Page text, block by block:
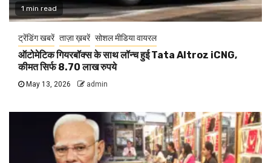
1 min read
ट्रेंडिंग खबरें ताज़ा ख़बरें सोशल मीडिया वायरल
ऑटोमेटिक गियरबॉक्स के साथ लॉन्च हुई Tata Altroz iCNG,
कीमत सिर्फ 8.70 लाख रुपये
May 13, 2026 admin